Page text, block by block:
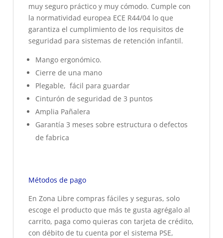
muy seguro práctico y muy cómodo. Cumple con
la normatividad europea ECE R44/04 lo que
garantiza el cumplimiento de los requisitos de
seguridad para sistemas de retención infantil.
Mango ergonómico.
Cierre de una mano
Plegable, fácil para guardar
Cinturón de seguridad de 3 puntos
Amplia Pañalera
Garantía 3 meses sobre estructura o defectos
de fabrica
Métodos de pago
En Zona Libre compras fáciles y seguras, solo
escoge el producto que más te gusta agrégalo al
carrito, paga como quieras con tarjeta de crédito,
con débito de tu cuenta por el sistema PSE,